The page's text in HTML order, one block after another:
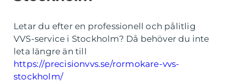
Letar du efter en professionell och pålitlig
VVS-service i Stockholm? Då behöver du inte
leta längre än till
https://precisionvvs.se/rormokare-vvs-
stockholm/